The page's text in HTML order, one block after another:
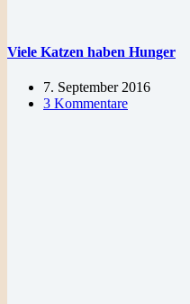
Viele Katzen haben Hunger
7. September 2016
3 Kommentare